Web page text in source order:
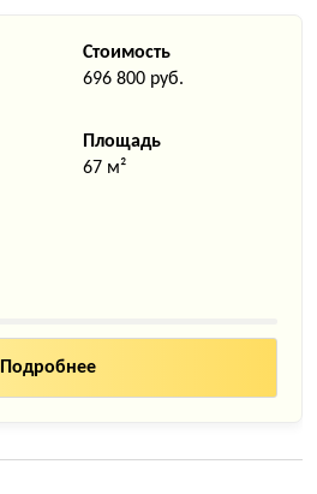
Стоимость
696 800 руб.
Площадь
67 м²
Подробнее